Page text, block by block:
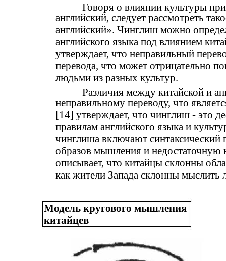
Говоря о влиянии культуры
английский, следует рассмотреть
английский». Чинглиш можно
английского языка под влиянием
утверждает, что неправильный
перевода, что может отрицательно
людьми из разных культур.
Различия между китайской и
неправильному переводу, что
[14] утверждает, что чинглиш - это
правилам английского языка и
чинглиша включают синтаксический
образов мышления и
описывает, что китайцы склонны
как жители Запада склонны мыслить
Модель кругового мышления
китайцев